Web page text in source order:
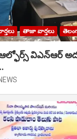
తాజా వార్తలు
ఆల్ఫోర్స్ విఎన్ఆర్